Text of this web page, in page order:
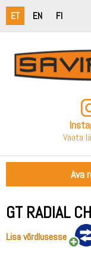
ET EN FI
Vaata
Ava
GT RADIAL
Lisa võrdlusesse